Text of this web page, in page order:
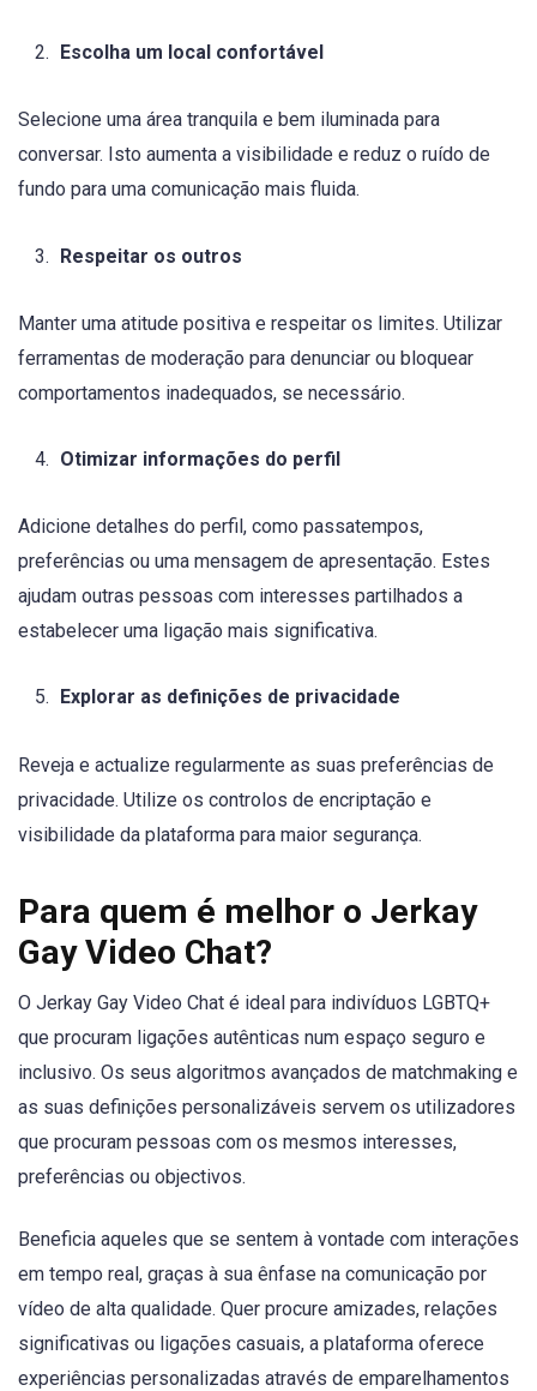
Escolha um local confortável
Selecione uma área tranquila e bem iluminada para
conversar. Isto aumenta a visibilidade e reduz o ruído de
fundo para uma comunicação mais fluida.
Respeitar os outros
Manter uma atitude positiva e respeitar os limites. Utilizar
ferramentas de moderação para denunciar ou bloquear
comportamentos inadequados, se necessário.
Otimizar informações do perfil
Adicione detalhes do perfil, como passatempos,
preferências ou uma mensagem de apresentação. Estes
ajudam outras pessoas com interesses partilhados a
estabelecer uma ligação mais significativa.
Explorar as definições de privacidade
Reveja e actualize regularmente as suas preferências de
privacidade. Utilize os controlos de encriptação e
visibilidade da plataforma para maior segurança.
Para quem é melhor o Jerkay
Gay Video Chat?
O Jerkay Gay Video Chat é ideal para indivíduos LGBTQ+
que procuram ligações autênticas num espaço seguro e
inclusivo. Os seus algoritmos avançados de matchmaking e
as suas definições personalizáveis servem os utilizadores
que procuram pessoas com os mesmos interesses,
preferências ou objectivos.
Beneficia aqueles que se sentem à vontade com interações
em tempo real, graças à sua ênfase na comunicação por
vídeo de alta qualidade. Quer procure amizades, relações
significativas ou ligações casuais, a plataforma oferece
experiências personalizadas através de emparelhamentos